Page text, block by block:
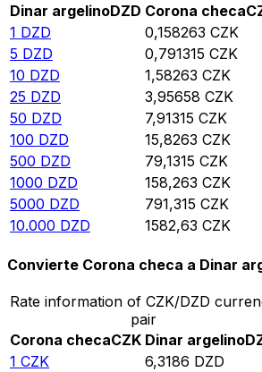
Dinar argelinoDZD Corona checa
1 DZD 0,158263 CZK
5 DZD 0,791315 CZK
10 DZD 1,58263 CZK
25 DZD 3,95658 CZK
50 DZD 7,91315 CZK
100 DZD 15,8263 CZK
500 DZD 79,1315 CZK
1000 DZD 158,263 CZK
5000 DZD 791,315 CZK
10.000 DZD 1582,63 CZK
Convierte Corona checa a Dinar
Rate information of CZK/DZD
pair
Corona checaCZK Dinar argelino
1 CZK 6,3186 DZD